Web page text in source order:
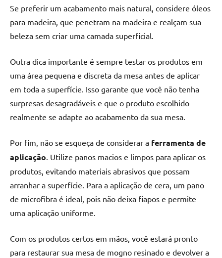
Se preferir um acabamento mais natural, considere óleos
para madeira, que penetram na madeira e realçam sua
beleza sem criar uma camada superficial.
Outra dica importante é sempre testar os produtos em
uma área pequena e discreta da mesa antes de aplicar
em toda a superfície. Isso garante que você não tenha
surpresas desagradáveis e que o produto escolhido
realmente se adapte ao acabamento da sua mesa.
Por fim, não se esqueça de considerar a ferramenta de
aplicação. Utilize panos macios e limpos para aplicar os
produtos, evitando materiais abrasivos que possam
arranhar a superfície. Para a aplicação de cera, um pano
de microfibra é ideal, pois não deixa fiapos e permite
uma aplicação uniforme.
Com os produtos certos em mãos, você estará pronto
para restaurar sua mesa de mogno resinado e devolver a